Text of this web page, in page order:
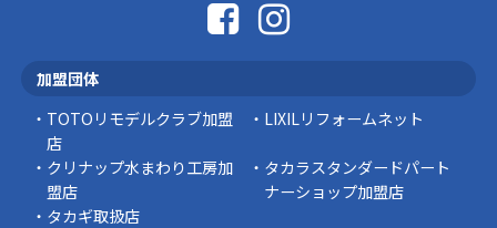
スタッフの日常
加盟団体
TOTOリモデルクラブ加盟
店
LIXILリフォームネット
クリナップ水まわり工房加
盟店
タカラスタンダードパート
ナーショップ加盟店
タカギ取扱店